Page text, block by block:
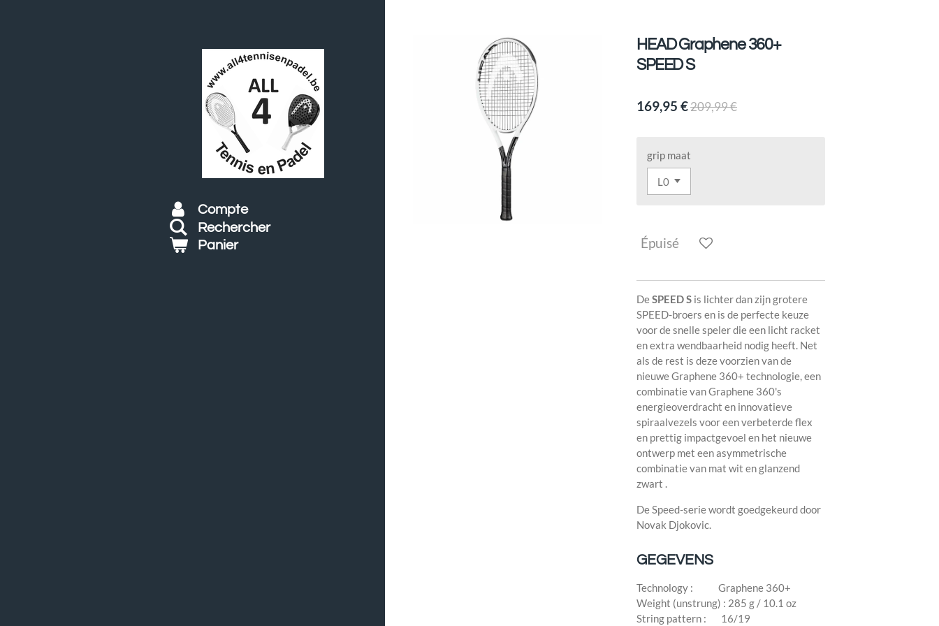
HEAD Graphene 360+
SPEED S
169,95 €209,99 €
grip maat
Épuisé
DeSPEED S is lichter dan zijn grotere
SPEED-broers en is de perfecte keuze
voor de snelle speler die een licht racket
en extra wendbaarheid nodig heeft. Net
als de rest is deze voorzien van de
nieuwe Graphene 360+ technologie, een
combinatie van Graphene 360's
energieoverdracht en innovatieve
spiraalvezels voor een verbeterde flex
en prettig impactgevoel en het nieuwe
ontwerp met een asymmetrische
combinatie van mat wit en glanzend
zwart .
De Speed-serie wordt goedgekeurd door
Novak Djokovic.
GEGEVENS
Technology : Graphene 360+
Weight (unstrung) : 285 g / 10.1 oz
String pattern : 16/19
Compte
Rechercher
Panier